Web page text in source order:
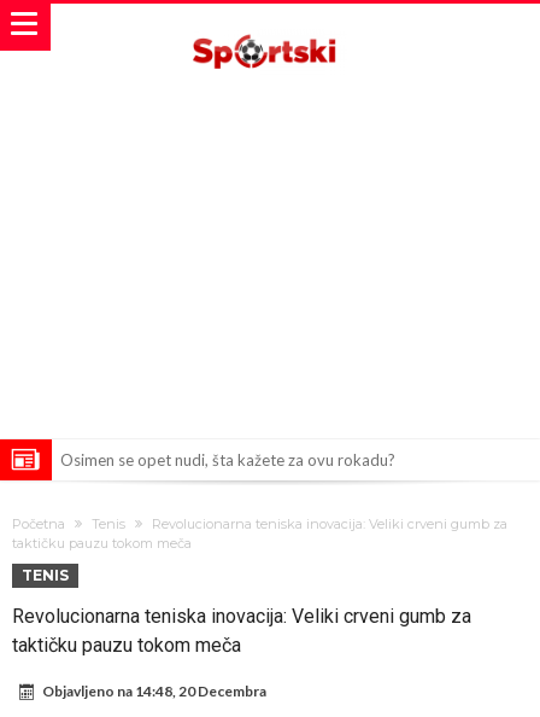
Osimen se opet nudi, šta kažete za ovu rokadu?
Sada je jasno zašto je došao: “Luda” klauzula iz Salahovog ugovora s
Turcima je otkrivena
Predsjednik velikana otkrio pregovore sa Dušanom Vlahovićem
Ronaldo objavio slike iz garaže. “Moje igračke”
Početna Tenis
Revolucionarna teniska inovacija: Veliki crveni gumb za
taktičku pauzu tokom meča
TENIS
Revolucionarna teniska inovacija: Veliki crveni gumb za
taktičku pauzu tokom meča
Objavljeno na 14:48, 20 Decembra